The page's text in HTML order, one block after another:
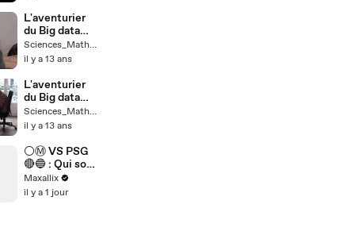
(DMA)
L'aventurier
du Big data
(IV) - Portrait
de David
Sciences_Maths_Paris
il y a 13 ans
L'aventurier
du Big data
(III) - Portrait
de David
Sciences_Maths_Paris
il y a 13 ans
⚪️Ⓜ️ VS PSG
🔴🔵 : Qui sont
les meilleurs
tireurs ??
Maxallix
il y a 1 jour